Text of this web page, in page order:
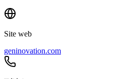
Site web
geninovation.com